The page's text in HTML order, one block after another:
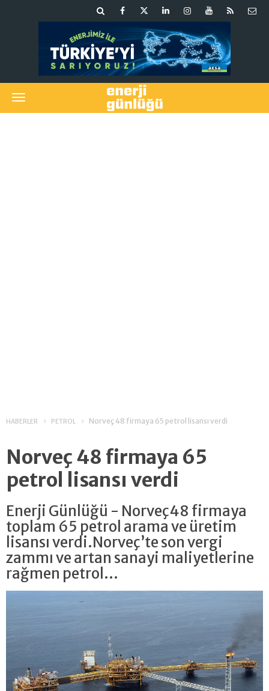
HABERLER PETROL Norveç 48 firmaya 65 petrol lisansı verdi
Norveç 48 firmaya 65
petrol lisansı verdi
Enerji Günlüğü - Norveç48 firmaya
toplam 65 petrol arama ve üretim
lisansı verdi.Norveç’te son vergi
zammı ve artan sanayi maliyetlerine
rağmen petrol...